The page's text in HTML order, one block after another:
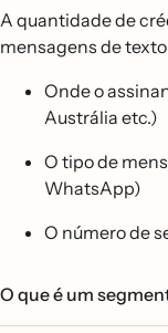
A quantidade de
mensagens de
Onde o
Austrália etc.)
O tipo de
WhatsApp)
O número de
O que é um